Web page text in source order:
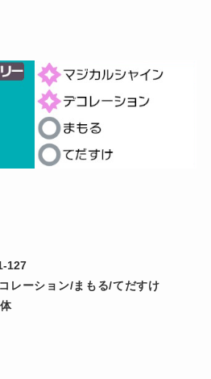
127
レーション/まもる/てだすけ